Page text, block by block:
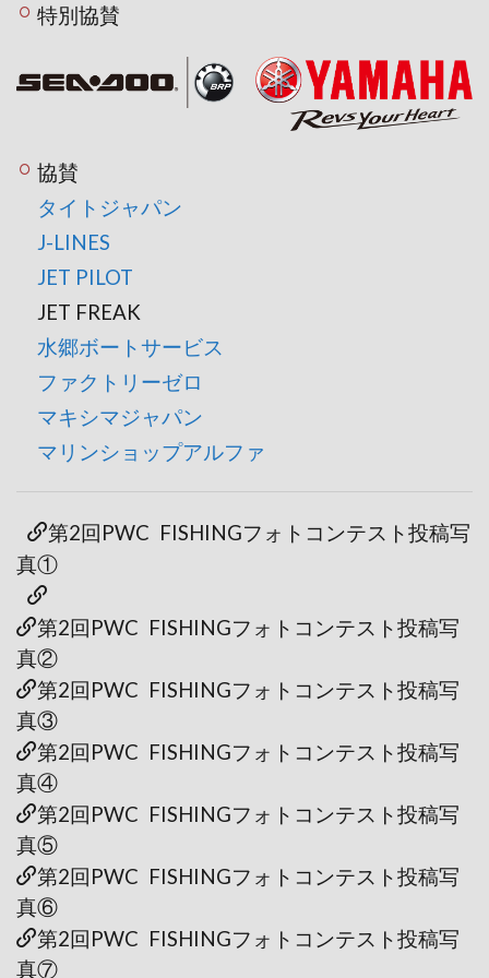
特別協賛
協賛
タイトジャパン
J-LINES
JET PILOT
JET FREAK
水郷ボートサービス
ファクトリーゼロ
マキシマジャパン
マリンショップアルファ
第2回PWC FISHINGフォトコンテスト投稿写
真①
第2回PWC FISHINGフォトコンテスト投稿写
真②
第2回PWC FISHINGフォトコンテスト投稿写
真③
第2回PWC FISHINGフォトコンテスト投稿写
真④
第2回PWC FISHINGフォトコンテスト投稿写
真⑤
第2回PWC FISHINGフォトコンテスト投稿写
真⑥
第2回PWC FISHINGフォトコンテスト投稿写
真⑦